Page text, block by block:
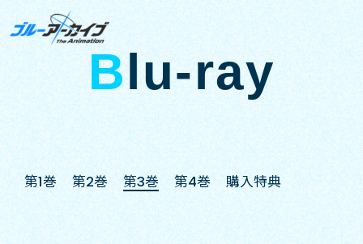
Blu-ray
第1巻 第2巻 第3巻 第4巻 購入特典